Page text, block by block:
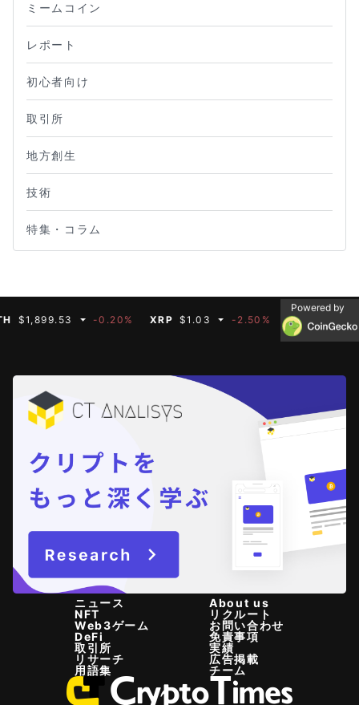
ミームコイン
レポート
初心者向け
取引所
地方創生
技術
特集・コラム
-0.20% XRP $1.03 -2.50% BNB $591.35 -
Powered by
ニュース
NFT
Web3ゲーム
DeFi
取引所
リサーチ
用語集
About us
リクルート
お問い合わせ
免責事項
実績
広告掲載
チーム